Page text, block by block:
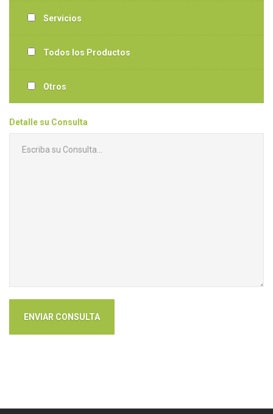
Servicios
Todos los Productos
Otros
Detalle su Consulta